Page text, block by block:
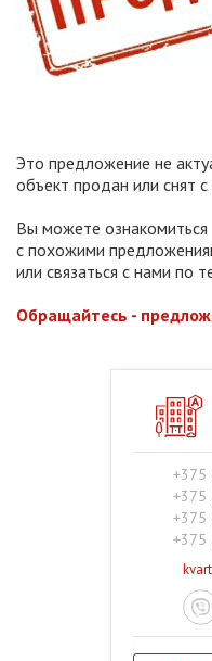
Это предложение не
объект продан или снят
Вы можете ознакомиться
с похожими
или связаться с нами по
Обращайтесь -
+375
+375
+375
+375